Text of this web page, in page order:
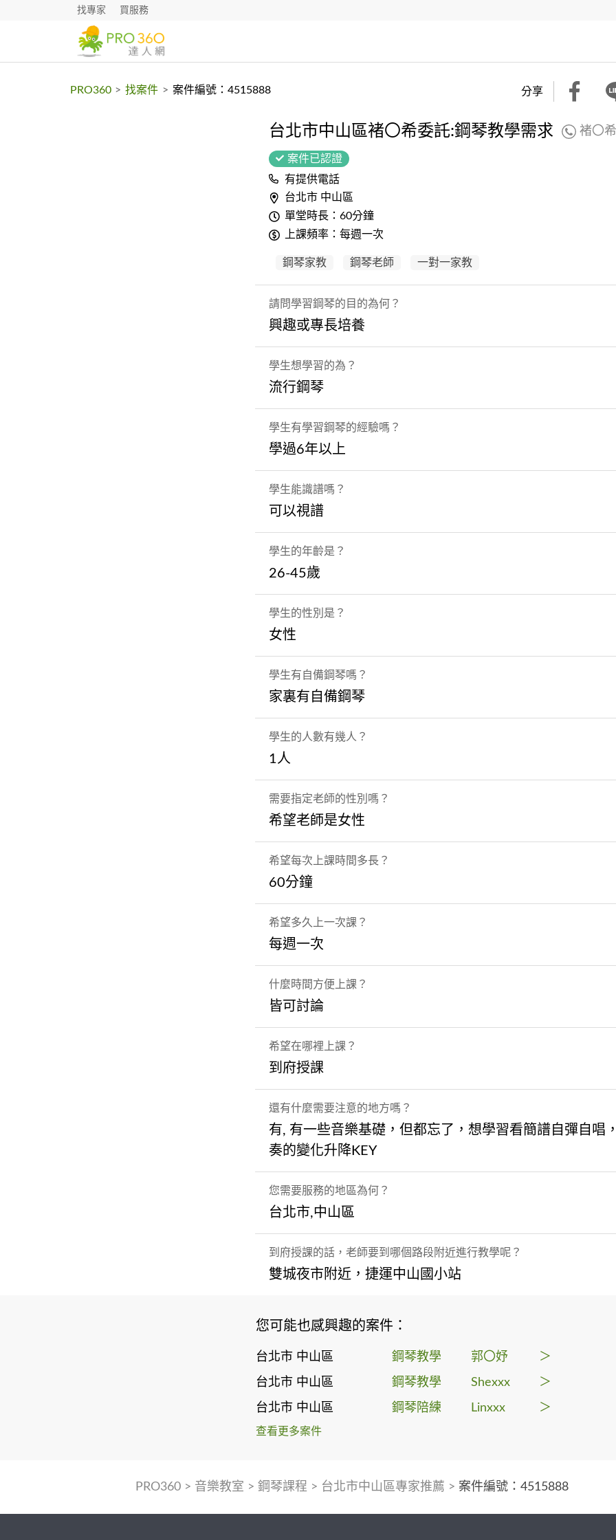
找專家 買服務
PRO360 > 找案件 > 案件編號：4515888 分享
台北市中山區褚〇希委託:鋼琴教學需求 褚〇
案件已認證
有提供電話
台北市 中山區
單堂時長：60分鐘
上課頻率：每週一次
鋼琴家教 鋼琴老師 一對一家教
請問學習鋼琴的目的為何？
興趣或專長培養
學生想學習的為？
流行鋼琴
學生有學習鋼琴的經驗嗎？
學過6年以上
學生能識譜嗎？
可以視譜
學生的年齡是？
26-45歲
學生的性別是？
女性
學生有自備鋼琴嗎？
家裏有自備鋼琴
學生的人數有幾人？
1人
需要指定老師的性別嗎？
希望老師是女性
希望每次上課時間多長？
60分鐘
希望多久上一次課？
每週一次
什麼時間方便上課？
皆可討論
希望在哪裡上課？
到府授課
還有什麼需要注意的地方嗎？
有, 有一些音樂基礎，但都忘了，想學習看簡譜自彈自唱
奏的變化升降KEY
您需要服務的地區為何？
台北市,中山區
到府授課的話，老師要到哪個路段附近進行教學呢？
雙城夜市附近，捷運中山國小站
您可能也感興趣的案件：
台北市 中山區 鋼琴教學 郭〇妤 ＞
台北市 中山區 鋼琴教學 Shexxx ＞
台北市 中山區 鋼琴陪練 Linxxx ＞
查看更多案件
PRO360> 音樂教室 > 鋼琴課程 > 台北市中山區專家推薦 > 案件編號：4515888